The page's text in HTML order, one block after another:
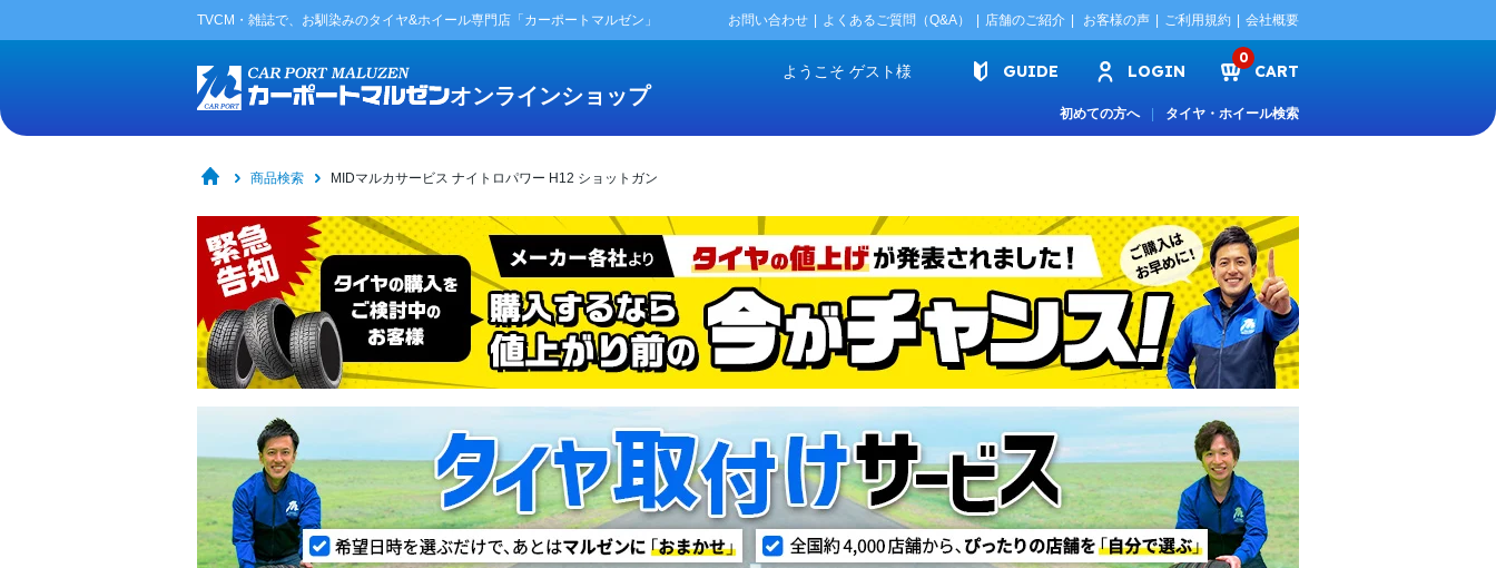
TVCM・雑誌で、お馴染みのタイヤ&ホイール専門店「カーポートマルゼン」 お問い合わせ よくあるご質問（Q&A） 店舗のご紹介 お客様の声 ご利用規約 会社概要
オンラインショップ
ようこそ ゲスト様 GUIDE LOGIN
0
CART
初めての方へ タイヤ・ホイール検索
商品検索 MIDマルカサービス ナイトロパワー H12 ショットガン